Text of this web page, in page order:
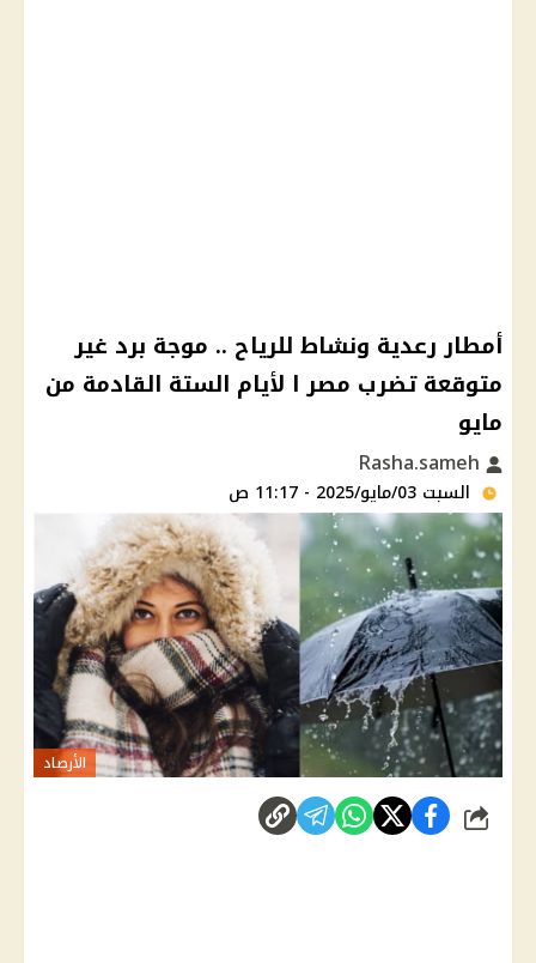
أمطار رعدية ونشاط للرياح .. موجة برد غير
متوقعة تضرب مصر ا لأيام الستة القادمة من
مايو
السبت 03/مايو/2025 - 11:17 ص
الأرصاد
شارك